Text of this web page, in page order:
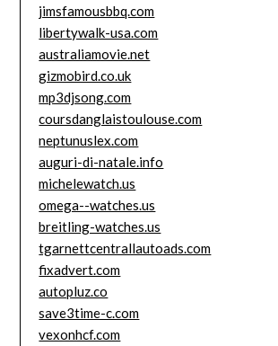
jimsfamousbbq.com
libertywalk-usa.com
australiamovie.net
gizmobird.co.uk
mp3djsong.com
coursdanglaistoulouse.com
neptunuslex.com
auguri-di-natale.info
michelewatch.us
omega--watches.us
breitling-watches.us
tgarnettcentrallautoads.com
fixadvert.com
autopluz.co
save3time-c.com
vexonhcf.com